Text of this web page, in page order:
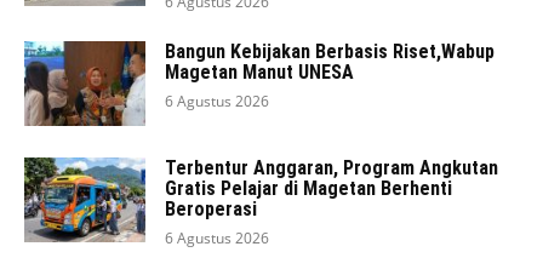
Bangun Kebijakan Berbasis Riset,Wabup
Magetan Manut UNESA
6 Agustus 2026
Terbentur Anggaran, Program Angkutan
Gratis Pelajar di Magetan Berhenti
Beroperasi
6 Agustus 2026